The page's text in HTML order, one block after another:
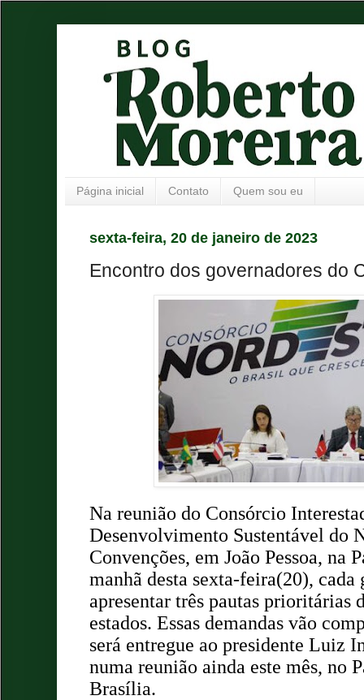
Página inicial Contato Quem sou eu
sexta-feira, 20 de janeiro de 2023
Encontro dos governadores do
Na reunião do Consórcio
Desenvolvimento Sustentável do
Convenções, em João Pessoa, na
manhã desta sexta-feira(20), cada
apresentar três pautas prioritárias
estados. Essas demandas vão
será entregue ao presidente Luiz
numa reunião ainda este mês, no
Brasília.